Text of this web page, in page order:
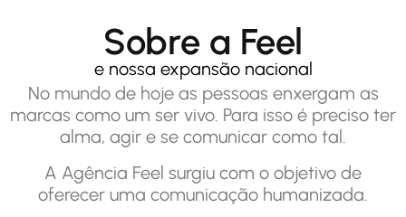
Sobre a Feel
e nossa expansão nacional
No mundo de hoje as pessoas enxergam as
marcas como um ser vivo. Para isso é preciso ter
alma, agir e se comunicar como tal.
A Agência Feel surgiu com o objetivo de
oferecer uma comunicação humanizada.